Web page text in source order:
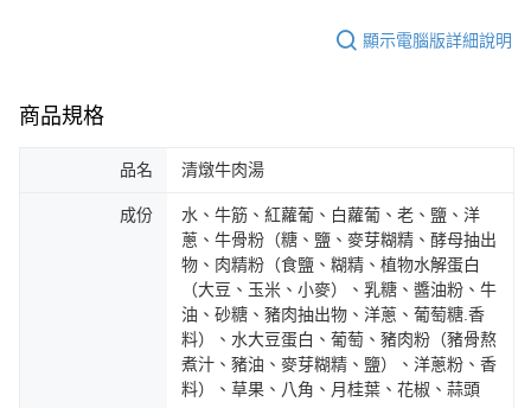
顯示電腦版詳細說明
商品規格
品名 清燉牛肉湯
成份
水、牛筋、紅蘿葡、白蘿葡、老、鹽、洋
蔥、牛骨粉（糖、鹽、麥芽糊精、酵母抽出
物、肉精粉（食鹽、糊精、植物水解蛋白
（大豆、玉米、小麥）、乳糖、醬油粉、牛
油、砂糖、豬肉抽出物、洋蔥、葡萄糖.香
料）、水大豆蛋白、葡萄、豬肉粉（豬骨熬
煮汁、豬油、麥芽糊精、鹽）、洋蔥粉、香
料）、草果、八角、月桂葉、花椒、蒜頭